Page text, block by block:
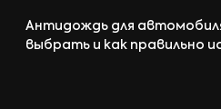
Антидождь для
выбрать и как правильно